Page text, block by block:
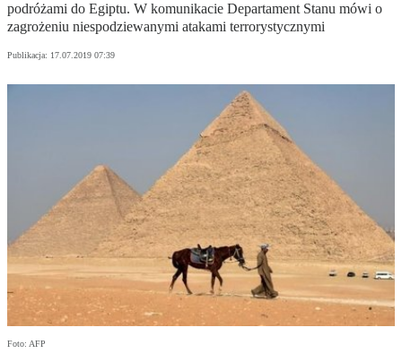
podróżami do Egiptu. W komunikacie Departament Stanu mówi o
zagrożeniu niespodziewanymi atakami terrorystycznymi
Publikacja: 17.07.2019 07:39
Foto: AFP